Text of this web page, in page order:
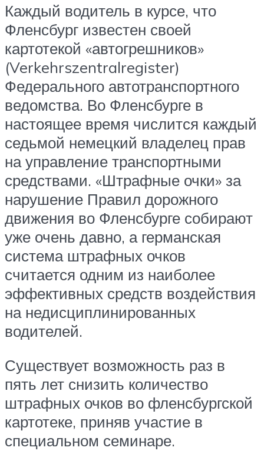
Каждый водитель в курсе, что
Фленсбург известен своей
картотекой «автогрешников»
(Verkehrszentralregister)
Федерального автотранспортного
ведомства. Во Фленсбурге в
настоящее время числится каждый
седьмой немецкий владелец прав
на управление транспортными
средствами. «Штрафные очки» за
нарушение Правил дорожного
движения во Фленсбурге собирают
уже очень давно, а германская
система штрафных очков
считается одним из наиболее
эффективных средств воздействия
на недисциплинированных
водителей.
Существует возможность раз в
пять лет снизить количество
штрафных очков во фленсбургской
картотеке, приняв участие в
специальном семинаре.